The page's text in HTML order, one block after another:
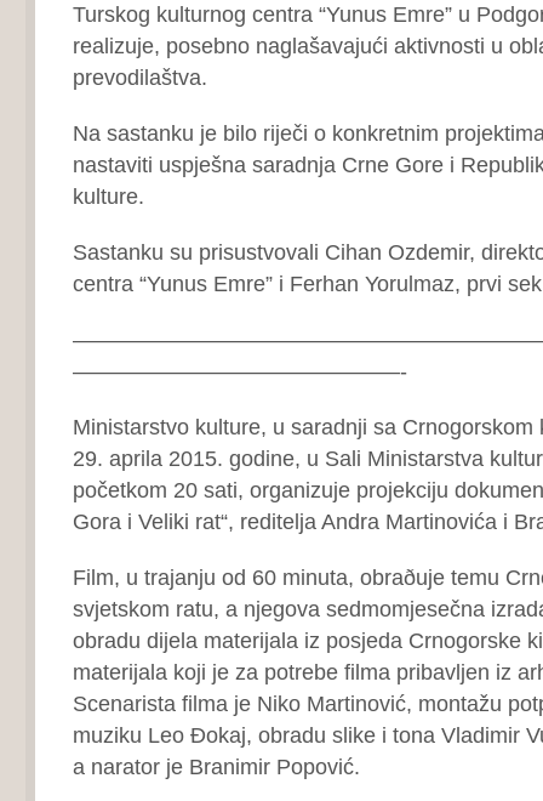
Turskog kulturnog centra “Yunus Emre” u
realizuje, posebno naglašavajući aktivnosti u
prevodilaštva.
Na sastanku je bilo riječi o konkretnim
nastaviti uspješna saradnja Crne Gore i
kulture.
Sastanku su prisustvovali Cihan Ozdemir,
centra “Yunus Emre” i Ferhan Yorulmaz, prvi
———————————————-
Ministarstvo kulture, u saradnji sa Crnogorskom
29. aprila 2015. godine, u Sali Ministarstva
početkom 20 sati, organizuje projekciju
Gora i Veliki rat“, reditelja Andra Martinovića i
Film, u trajanju od 60 minuta, obraðuje temu
svjetskom ratu, a njegova sedmomjesečna
obradu dijela materijala iz posjeda Crnogorske
materijala koji je za potrebe filma pribavljen iz
Scenarista filma je Niko Martinović, montažu
muziku Leo Ðokaj, obradu slike i tona Vladimir
a narator je Branimir Popović.